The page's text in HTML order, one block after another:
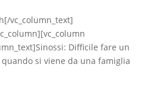
[/vc_column_text]
Sinossi: Difficile fare un
si viene da una famiglia